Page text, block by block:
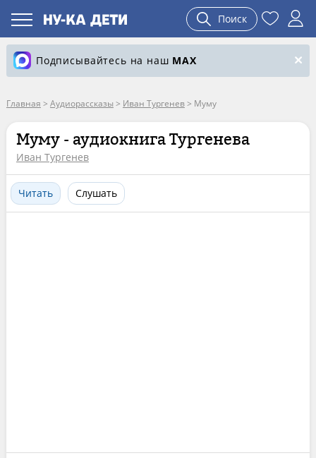
Поиск
Подписывайтесь на наш MAX
Главная > Аудиорассказы > Иван Тургенев> Муму
Муму - аудиокнига Тургенева
Иван Тургенев
Читать Слушать